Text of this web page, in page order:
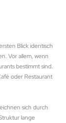
Blick identisch
Vor allem, wenn
bestimmt sind.
oder Restaurant
sich durch
lange